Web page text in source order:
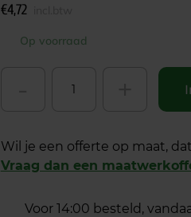
€4,72
Op voorraad
Wil je een offerte op maat,
Vraag dan een
Voor 14:00 besteld,